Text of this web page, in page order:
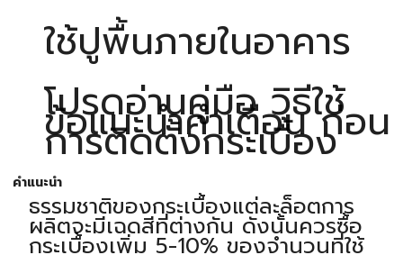
ใช้ปูพื้นภายในอาคาร
โปรดอ่านคู่มือ วิธีใช้
ข้อแนะนำคำเตือน ก่อน
การติดตั้งกระเบื้อง
คำแนะนำ
ธรรมชาติของกระเบื้องแต่ละล็อตการ
ผลิตจะมีเฉดสีที่ต่างกัน ดังนั้นควรซื้อ
กระเบื้องเพิ่ม 5-10% ของจำนวนที่ใช้